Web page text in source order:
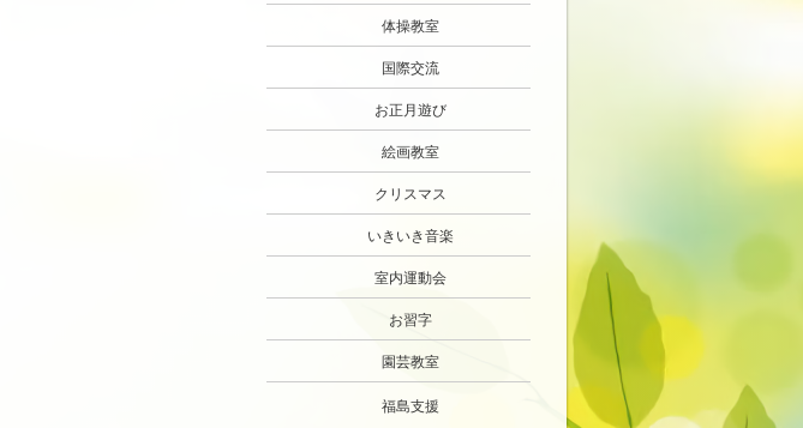
体操教室
国際交流
お正月遊び
絵画教室
クリスマス
いきいき音楽
室内運動会
お習字
園芸教室
福島支援